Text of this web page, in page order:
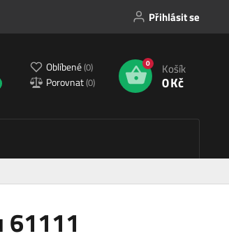
Přihlásit se
Oblíbené(0)
Porovnat(0)
0 Košík
0 Kč
61111